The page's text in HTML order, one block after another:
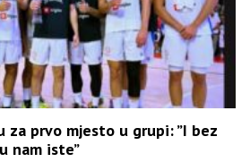
za prvo mjesto u grupi: ”I bez
nam iste”